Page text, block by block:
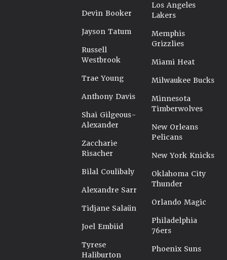
Devin Booker
Jayson Tatum
Russell
Westbrook
Trae Young
Anthony Davis
Shai Gilgeous-
Alexander
Zaccharie
Risacher
Bilal Coulibaly
Alexandre Sarr
Tidjane Salaün
Joel Embiid
Tyrese
Haliburton
Los Angeles
Lakers
Memphis
Grizzlies
Miami Heat
Milwaukee Bucks
Minnesota
Timberwolves
New Orleans
Pelicans
New York Knicks
Oklahoma City
Thunder
Orlando Magic
Philadelphia
76ers
Phoenix Suns